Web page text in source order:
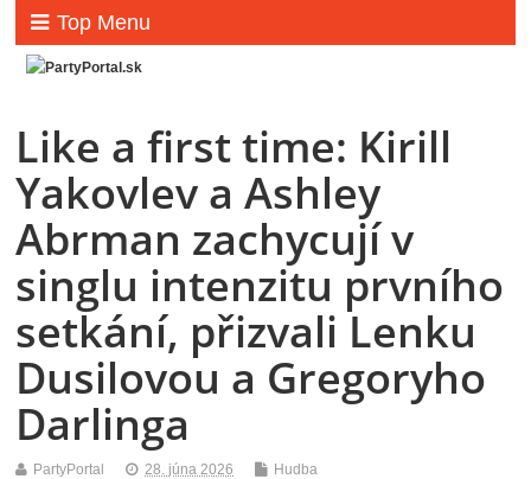
Top Menu
Like a first time: Kirill
Yakovlev a Ashley
Abrman zachycují v
singlu intenzitu prvního
setkání, přizvali Lenku
Dusilovou a Gregoryho
Darlinga
PartyPortal 28. júna 2026 Hudba